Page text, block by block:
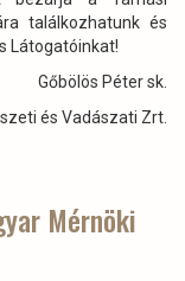
találkozhatunk és
Látogatóinkat!
Gőbölös Péter sk.
és Vadászati Zrt.
Mérnöki